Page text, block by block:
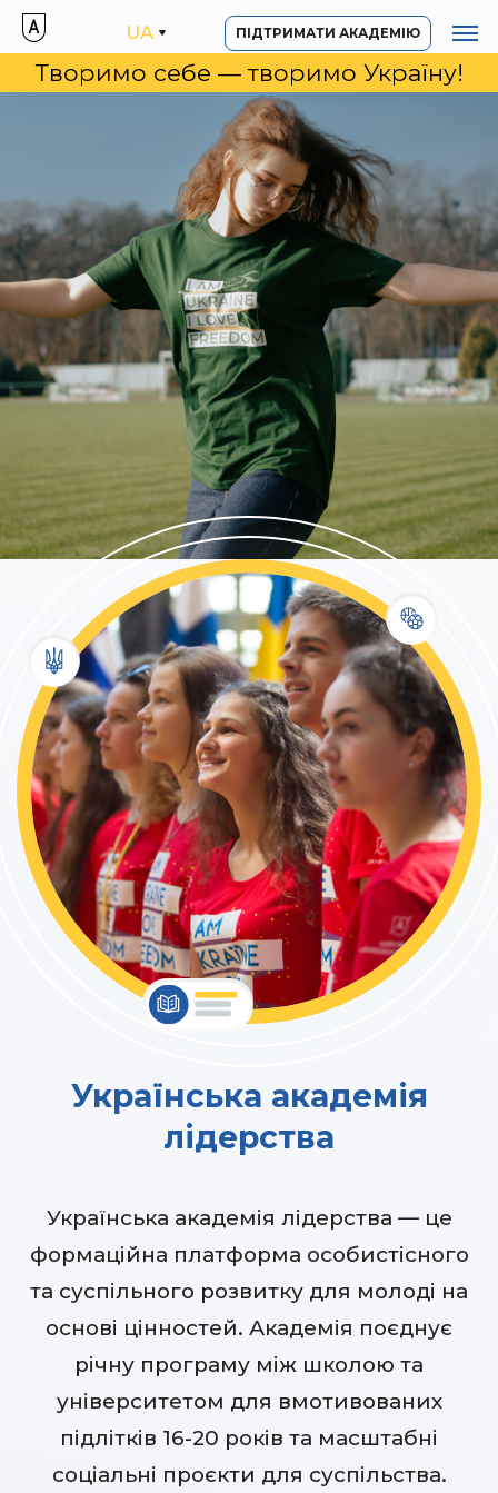
UA ПІДТРИМАТИ АКАДЕМІЮ
Творимо себе — творимо Україну!
ВІДБІР 2026 – 2027
ПОДАТИ ЗАЯВКУ
Українська академія
лідерства
Українська академія лідерства — це
формаційна платформа особистісного
та суспільного розвитку для молоді на
основі цінностей. Академія поєднує
річну програму між школою та
університетом для вмотивованих
підлітків 16-20 років та масштабні
соціальні проєкти для суспільства.